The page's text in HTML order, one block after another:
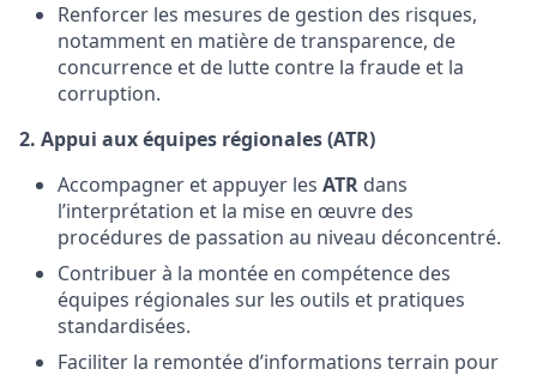
Renforcer les mesures de gestion des risques,
notamment en matière de transparence, de
concurrence et de lutte contre la fraude et la
corruption.
2. Appui aux équipes régionales (ATR)
Accompagner et appuyer les ATR dans
l’interprétation et la mise en œuvre des
procédures de passation au niveau déconcentré.
Contribuer à la montée en compétence des
équipes régionales sur les outils et pratiques
standardisées.
Faciliter la remontée d’informations terrain pour